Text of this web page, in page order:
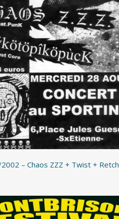
– Chaos ZZZ + Twist + Retch